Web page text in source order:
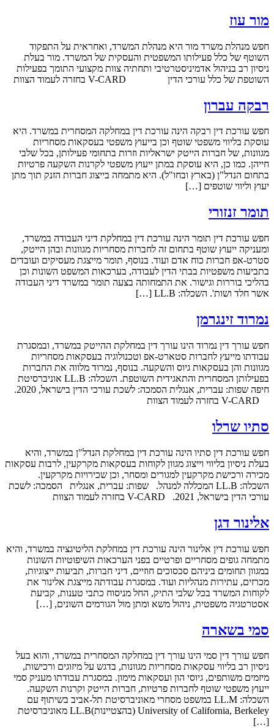
מור עוז
חפש מנהלת משרד מור היא מנהלת המשרד, ואחראית על התפקוד
השוטף של כלל פעילותו המשפטית והעסקית של המשרד. מור בעלת
ניסיון רב בניהול אדמיניסטרטיבי ותחתיה צוות מקצועי התומך בפעילות
השוטפת של כלל עורכי הדין V-CARD בחזרה לעמוד הצוות
רבקה עברון
חפש עורכת דין רבקה הינה עורכת דין במחלקה המסחרית במשרד. היא
עוסקת בליווי משפטי שוטף וכן בייעוץ משפטי בעסקאות מסחריות
מגוונות, של חברות הייטק ישראליות וזרות בתחומי פעילותן, בכל שלבי
חייהן. כמו כן, היא עוסקת במתן ייעוץ משפטי לקרנות השקעה פרטיות
בתחום הנדל"ן (בארץ ובחו"ל). היא מתמחה בייצוג חברות הזנק תוך מתן
יעוץ וליווי שוטפים […]
תומר זנזורי
חפש עורכת דין תומר הינה עורכת דין במחלקת דיני העבודה במשרד,
ומעניקה ייעוץ שוטף בתחום זה לחברות מסחריות מגוונות ובהן הייטק,
סטרט-אפ חברות כוח אדם ועוד. בנוסף, תומר מייצגת מעסיקים ועובדים
בתביעות משפטיות בבתי הדין לעבודה, בערכאות המשפט השונות וכן
בהליכי בוררות וגישור. את התמחותה בצעה תומר במשרד דיני העבודה
אשר חלד ושות'. השכלה: LL.B […]
נמרוד זינגרמן
חפש עורך דין נמרוד הינו עורך דין במחלקת ההייטק במשרד, ובמסגרת
עבודתו מייעץ לחברות סטארט-אפ וטכנולוגיה בעסקאות מסחריות
מגוונות והן בעסקאות גיוס והשקעה. בנוסף, נמרוד מלווה את החברות
בפעילותן המסחרית והתאגידית השוטפת. השכלה: LL.B אוניברסיטת
חיפה שפות: עברית, אנגלית הסמכה: לשכת עורכי הדין בישראל, 2020.
סתיו שרלו
חפש עורכת דין סתיו הינה עורכת דין במחלקת הנדל"ן במשרד, והיא
בעלת ניסיון בליווי וייצוג מגוון לקוחות בעסקאות מקרקעין, לרבות עסקאות
מכירה ורכישת מקרקעין למגורים ומסחר, וכן שכירויות מקרקעין.
השכלה: LL.B המכללה למנהל. שפות: עברית, אנגלית הסמכה: לשכת
עורכי הדין בישראל, 2021. V-CARD בחזרה לעמוד הצוות
אלינור דגן
חפש עורכת דין אלינור הינה עורכת דין במחלקת הליטיגציה במשרד, והיא
מתמחה גופים מסחריים ופרטיים בפני הערכאות השיפוטיות השונות
במגוון תחומים ביניהם סכסוכים חוזיים, דיני חברות, תביעות ייצוגיות,
מכרזים, עתירות מנהליות ועוד. במסגרת עבודתה מייצגת אלינור את
לקוחות המשרד בכל שלבי התיק, החל מניסוח כתבי טענות, קביעת
אסטרטגיה משפטית, ניהול משא ומתן מול הגורמים השונים, […]
סמי בשארה
חפש עורך דין סמי הינו עורך דין במחלקה המסחרית במשרד, והוא בעל
ניסיון רב בליווי עסקאות מסחריות מגוונות, בדגש על מיזוגים ורכישות,
מיזמים משותפים, גיוסי הון ועסקאות מימון. במסגרת עבודתו מעניק סמי
ייעוץ משפטי שוטף לחברות פרטיות, חברות הייטק וקרנות השקעה.
השכלה: LL.M במשפט מסחרי מאוניברסיטת תל-אביב בשיתוף עם
University of California, Berkeley (בהצטיינות)LL.B מאוניברסיטת
[…]